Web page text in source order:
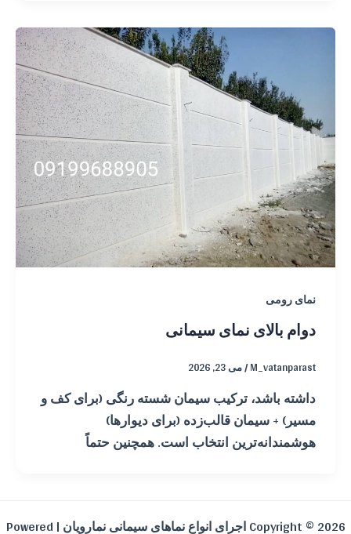
نمای رومی
دوام بالای نمای سیمانی
M_vatanparast
/می 23, 2026
داشته باشد، ترکیب سیمان شسته رنگی (برای کف و
مسیر) + سیمان قالب‌زده (برای دیوارها)
هوشمندانه‌ترین انتخاب است. همچنین حتماً
Copyright © 2026 اجرای انواع نماهای سیمانی نمارویان | Powered